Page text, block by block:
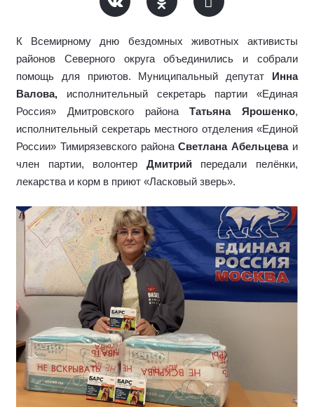
К Всемирному дню бездомных животных активисты
районов Северного округа объединились и собрали
помощь для приютов.
Муниципальный депутат
Инна
Валова, исполнительный секретарь партии «Единая
Россия» Дмитровского районаТатьяна Ярошенко,
исполнительный секретарь местного отделения «Единой
России» Тимирязевского районаСветлана Абельцеваи
член партии, волонтер Дмитрийпередали пелёнки,
лекарства и корм в приют «Ласковый зверь».